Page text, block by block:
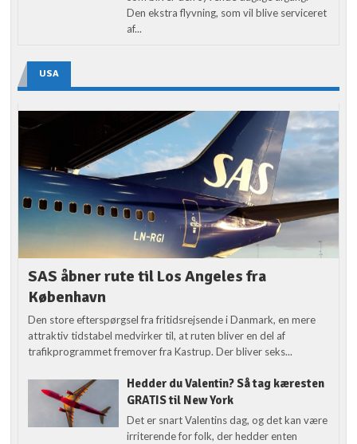
Den ekstra flyvning, som vil blive serviceret
af...
USA
SAS åbner rute til Los Angeles fra
København
Den store efterspørgsel fra fritidsrejsende i Danmark, en mere
attraktiv tidstabel medvirker til, at ruten bliver en del af
trafikprogrammet fremover fra Kastrup. Der bliver seks...
Hedder du Valentin? Så tag kæresten
GRATIS til New York
Det er snart Valentins dag, og det kan være
irriterende for folk, der hedder enten